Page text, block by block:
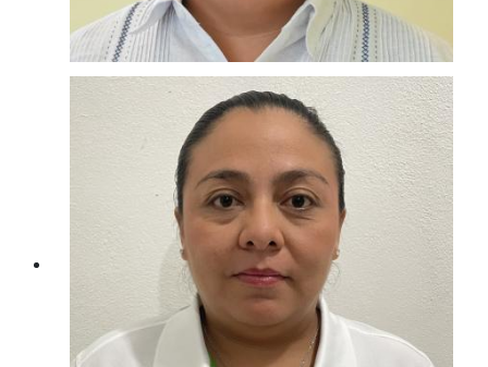
DirecciÓn De La Unidad
De Tranparencia, Acceso
A La Inf. Pub. Y Prot.de
Datos Personales
ING. MIGUEL ANGEL DÍAZ ABARCA